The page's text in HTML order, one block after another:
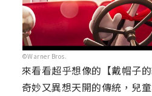
©Warner Bros.
來看看超乎想像的【戴帽子
奇妙又異想天開的傳統，兒